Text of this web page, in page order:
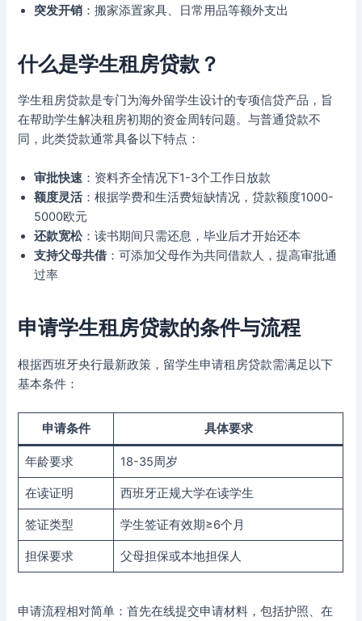
突发开销 ：搬家添置家具、日常用品等额外支出
什么是学生租房贷款？
学生租房贷款是专门为海外留学生设计的专项信贷产品，旨
在帮助学生解决租房初期的资金周转问题。与普通贷款不
同，此类贷款通常具备以下特点：
审批快速 ：资料齐全情况下1-3个工作日放款
额度灵活 ：根据学费和生活费短缺情况，贷款额度1000-
5000欧元
还款宽松 ：读书期间只需还息，毕业后才开始还本
支持父母共借 ：可添加父母作为共同借款人，提高审批通
过率
申请学生租房贷款的条件与流程
根据西班牙央行最新政策，留学生申请租房贷款需满足以下
基本条件：
申请条件 具体要求
年龄要求 18-35周岁
在读证明 西班牙正规大学在读学生
签证类型 学生签证有效期≥6个月
担保要求 父母担保或本地担保人
申请流程相对简单：首先在线提交申请材料，包括护照、在